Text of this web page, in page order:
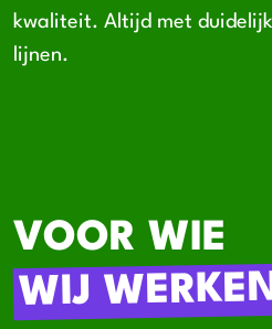
kwaliteit. Altijd met
lijnen.
VOOR WIE
WIJ